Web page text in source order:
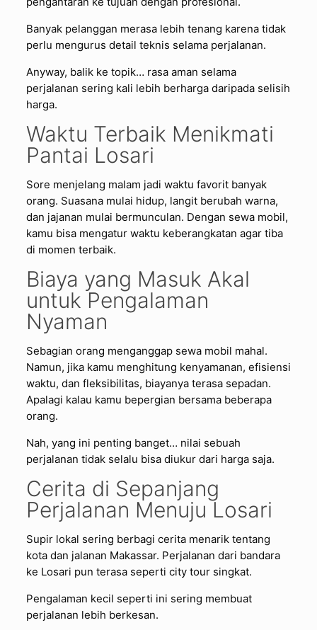
Banyak pelanggan merasa lebih tenang karena tidak
perlu mengurus detail teknis selama perjalanan.
Anyway, balik ke topik… rasa aman selama
perjalanan sering kali lebih berharga daripada selisih
harga.
Waktu Terbaik Menikmati
Pantai Losari
Sore menjelang malam jadi waktu favorit banyak
orang. Suasana mulai hidup, langit berubah warna,
dan jajanan mulai bermunculan. Dengan sewa mobil,
kamu bisa mengatur waktu keberangkatan agar tiba
di momen terbaik.
Biaya yang Masuk Akal
untuk Pengalaman
Nyaman
Sebagian orang menganggap sewa mobil mahal.
Namun, jika kamu menghitung kenyamanan, efisiensi
waktu, dan fleksibilitas, biayanya terasa sepadan.
Apalagi kalau kamu bepergian bersama beberapa
orang.
Nah, yang ini penting banget… nilai sebuah
perjalanan tidak selalu bisa diukur dari harga saja.
Cerita di Sepanjang
Perjalanan Menuju Losari
Supir lokal sering berbagi cerita menarik tentang
kota dan jalanan Makassar. Perjalanan dari bandara
ke Losari pun terasa seperti city tour singkat.
Pengalaman kecil seperti ini sering membuat
perjalanan lebih berkesan.